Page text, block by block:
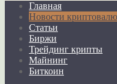
Главная
Новости
Статьи
Биржи
Трейдинг крипты
Майнинг
Биткоин